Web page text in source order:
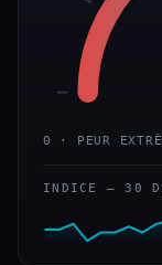
0 · PEUR
INDICE — 30